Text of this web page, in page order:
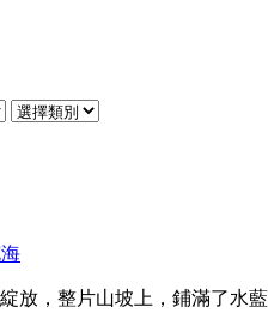
放，整片山坡上，鋪滿了水